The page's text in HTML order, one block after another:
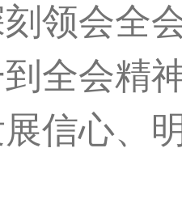
领会全
全会精
信心、